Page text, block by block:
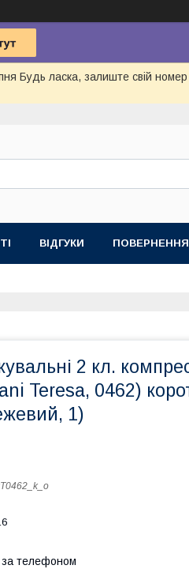
Будь ласка, залиште свій
ВІДГУКИ ПОВЕРНЕННЯ
2 кл.
Teresa, 0462)
1)
за телефоном